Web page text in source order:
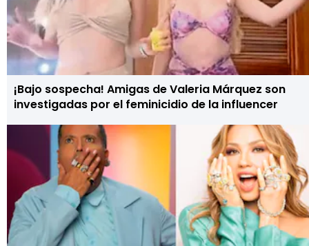
¡Bajo sospecha! Amigas de Valeria Márquez son
investigadas por el feminicidio de la influencer